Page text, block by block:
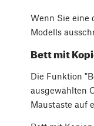
Wenn Sie eine
Modells
Bett mit
Die Funktion
ausgewählten
Maustaste auf